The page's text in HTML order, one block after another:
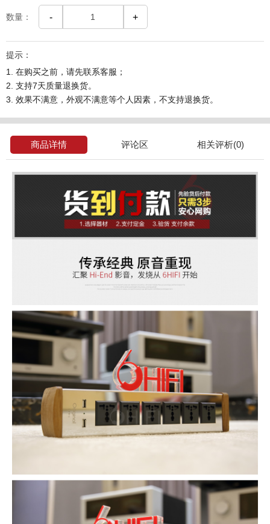
数量： - +
提示：
1. 在购买之前，请先联系客服；
2. 支持7天质量退换货。
3. 效果不满意，外观不满意等个人因素，不支持退换货。
商品详情 评论区 相关评析(0)